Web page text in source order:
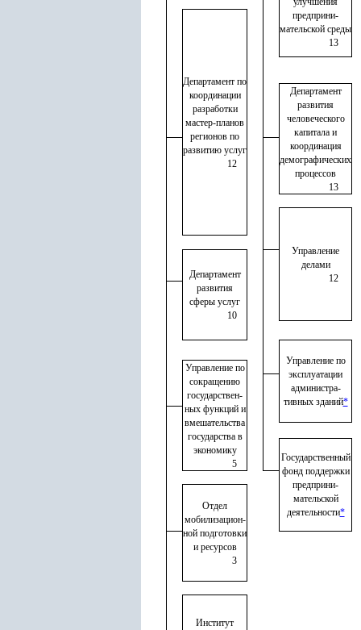
предприни-
мательской среды
13
Департамент по
координации
разработки
мастер-планов
регионов по
развитию услуг
12
Департамент
развития
человеческого
капитала и
координация
демографических
процессов
13
Управление
делами
12
Департамент
развития
сферы услуг
10
Управление по
эксплуатации
администра-
тивных зданий*
Управление по
сокращению
государствен-
ных функций и
вмешательства
государства в
экономику
5
Государственный
фонд поддержки
предприни-
мательской
деятельности*
Отдел
мобилизацион-
ной подготовки
и ресурсов
3
Институт